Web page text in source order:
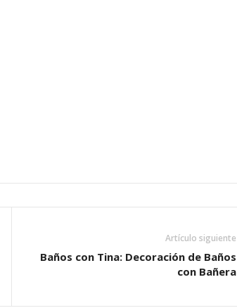
Artículo siguiente
Baños con Tina: Decoración de Baños
con Bañera